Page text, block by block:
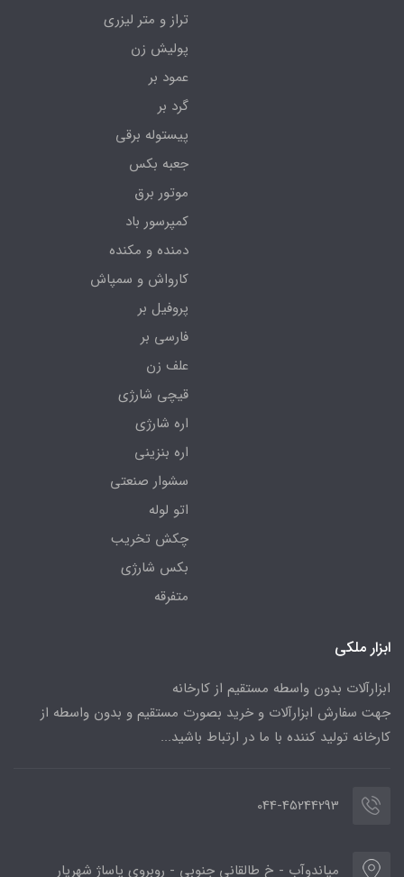
تراز و متر لیزری
پولیش زن
عمود بر
گرد بر
پیستوله برقی
جعبه بکس
موتور برق
کمپرسور باد
دمنده و مکنده
کارواش و سمپاش
پروفیل بر
فارسی بر
علف زن
قیچی شارژی
اره شارژی
اره بنزینی
سشوار صنعتی
اتو لوله
چکش تخریب
بکس شارژی
متفرقه
ابزار ملکی
ابزارآلات بدون واسطه مستقیم از کارخانه
جهت سفارش ابزارآلات و خرید بصورت مستقیم و بدون واسطه از
کارخانه تولید کننده با ما در ارتباط باشید...
044-45244293
میاندوآب - خ طالقانی جنوبی - روبروی پاساژ شهریار